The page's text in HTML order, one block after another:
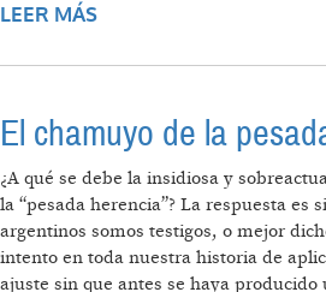
LEER MÁS
El chamuyo de la
¿A qué se debe la insidiosa y
la “pesada herencia”? La respuesta es
argentinos somos testigos, o mejor
intento en toda nuestra historia de
ajuste sin que antes se haya producido